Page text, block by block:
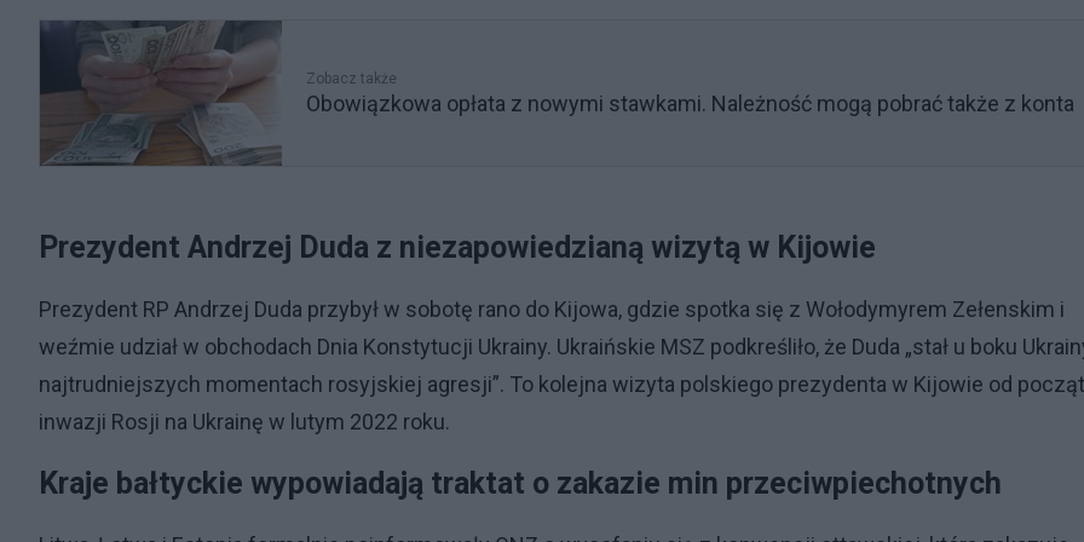
Zobacz także
Obowiązkowa opłata z nowymi stawkami. Należność mogą pobrać także z konta
Prezydent Andrzej Duda z niezapowiedzianą wizytą w Kijowie
Prezydent RP Andrzej Duda przybył w sobotę rano do Kijowa, gdzie spotka się z Wołodymyrem Zełenskim i
weźmie udział w obchodach Dnia Konstytucji Ukrainy. Ukraińskie MSZ podkreśliło, że Duda „stał u boku
najtrudniejszych momentach rosyjskiej agresji”. To kolejna wizyta polskiego prezydenta w Kijowie od
inwazji Rosji na Ukrainę w lutym 2022 roku.
Kraje bałtyckie wypowiadają traktat o zakazie min przeciwpiechotnych